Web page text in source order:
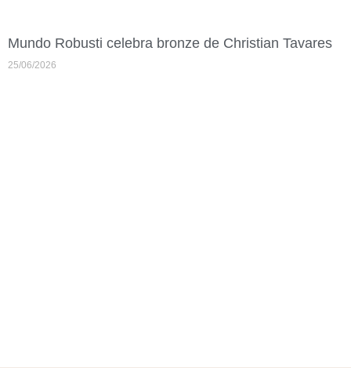
Mundo Robusti celebra bronze de Christian Tavares
25/06/2026